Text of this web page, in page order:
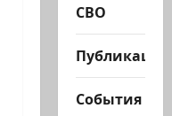
СВО
Публикации
События